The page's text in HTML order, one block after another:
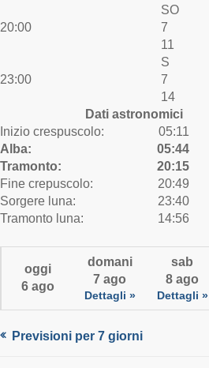
20:00
SO
7
11
23:00
S
7
14
Dati astronomici
Inizio crespuscolo:
Alba:
Tramonto:
Fine crepuscolo:
05:11
05:44
20:15
20:49
Sorgere luna:
Tramonto luna:
23:40
14:56
oggi
6 ago
domani
7 ago
Dettagli »
sab
8 ago
Dettagli »
Previsioni per 7 giorni